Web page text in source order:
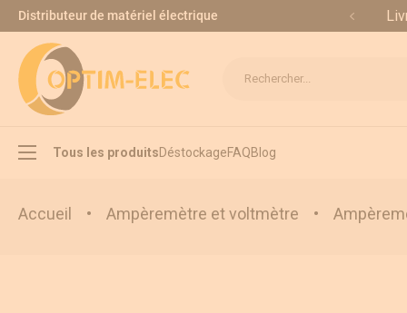
Allez au contenu
Distributeur de matériel électrique
Rechercher...
Tous les produitsDéstockageFAQBlog
Accueil • Ampèremètre et voltmètre •